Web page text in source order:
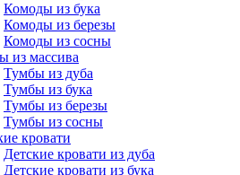
Комоды из бука
Комоды из березы
Комоды из сосны
из массива
Тумбы из дуба
Тумбы из бука
Тумбы из березы
Тумбы из сосны
кровати
Детские кровати из дуба
Детские кровати из бука